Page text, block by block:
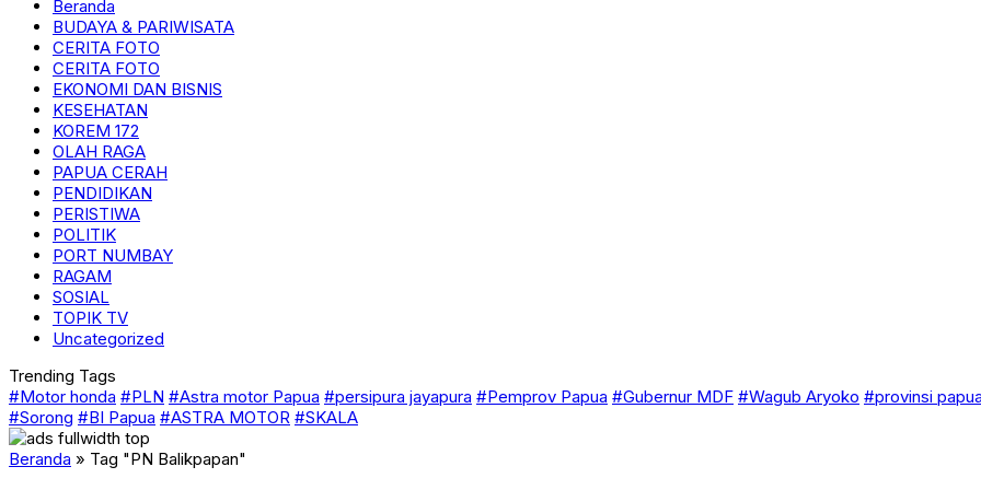
Beranda
BUDAYA & PARIWISATA
CERITA FOTO
CERITA FOTO
EKONOMI DAN BISNIS
KESEHATAN
KOREM 172
OLAH RAGA
PAPUA CERAH
PENDIDIKAN
PERISTIWA
POLITIK
PORT NUMBAY
RAGAM
SOSIAL
TOPIK TV
Uncategorized
Trending Tags
#Motor honda #PLN #Astra motor Papua #persipura jayapura #Pemprov Papua #Gubernur MDF #Wagub Aryoko #provinsi papua
#Sorong #BI Papua #ASTRA MOTOR #SKALA
Beranda » Tag "PN Balikpapan"